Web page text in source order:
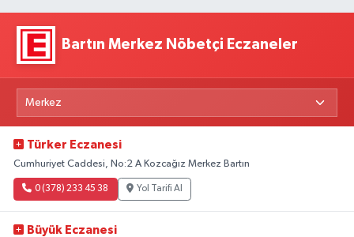
Bartın Merkez Nöbetçi Eczaneler
Türker Eczanesi
Cumhuriyet Caddesi, No:2 A Kozcağız Merkez Bartın
0 (378) 233 45 38 Yol Tarifi Al
Büyük Eczanesi